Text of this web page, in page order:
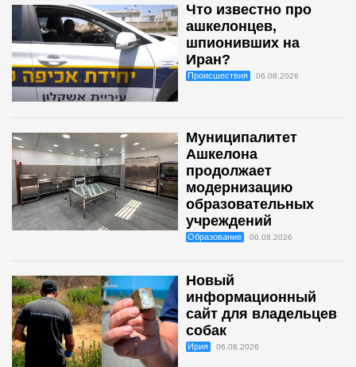
Что известно про
ашкелонцев,
шпионивших на
Иран?
Происшествия 06.08.2026
Муниципалитет
Ашкелона
продолжает
модернизацию
образовательных
учреждений
Образование 06.08.2026
Новый
информационный
сайт для владельцев
собак
Ирия 06.08.2026